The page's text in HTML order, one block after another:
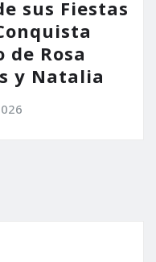
sus Fiestas
Rosa
y Natalia